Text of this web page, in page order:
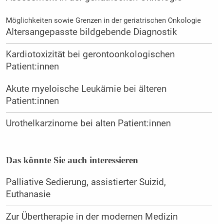
Möglichkeiten sowie Grenzen in der geriatrischen Onkologie
Altersangepasste bildgebende Diagnostik
Kardiotoxizität bei gerontoonkologischen
Patient:innen
Akute myeloische Leukämie bei älteren
Patient:innen
Urothelkarzinome bei alten Patient:innen
Das könnte Sie auch interessieren
Palliative Sedierung, assistierter Suizid,
Euthanasie
Zur Übertherapie in der modernen Medizin